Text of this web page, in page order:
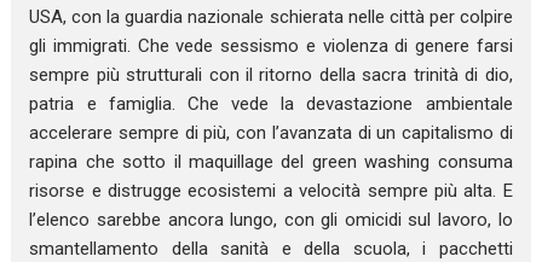
USA, con la guardia nazionale schierata nelle città per colpire
gli immigrati. Che vede sessismo e violenza di genere farsi
sempre più strutturali con il ritorno della sacra trinità di dio,
patria e famiglia. Che vede la devastazione ambientale
accelerare sempre di più, con l’avanzata di un capitalismo di
rapina che sotto il maquillage del green washing consuma
risorse e distrugge ecosistemi a velocità sempre più alta. E
l’elenco sarebbe ancora lungo, con gli omicidi sul lavoro, lo
smantellamento della sanità e della scuola, i pacchetti